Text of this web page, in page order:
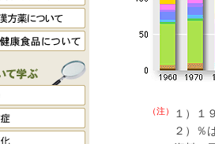
（注）
１）１
２